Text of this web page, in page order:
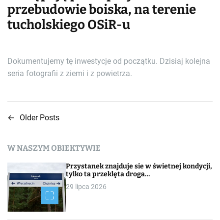
przebudowie boiska, na terenie
tucholskiego OSiR-u
Dokumentujemy tę inwestycje od początku. Dzisiaj kolejna
seria fotografii z ziemi i z powietrza.
N
i
g
a
← Older Posts
W NASZYM OBIEKTYWIE
Przystanek znajduje sie w świetnej kondycji,
tylko ta przeklęta droga…
29 lipca 2026